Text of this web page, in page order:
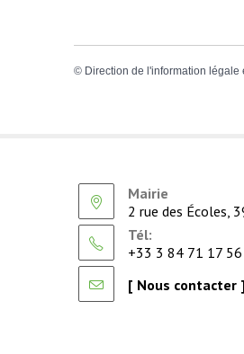
© Direction de l'information légale
Mairie
2 rue des Écoles,
Tél:
+33 3 84 71 17 56
[ Nous contacter